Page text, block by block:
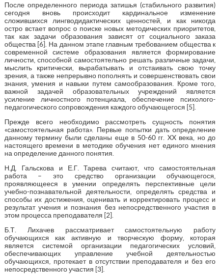
После определенного периода затишья (стабильного развития)
сегодня вновь происходит кардинальное изменение
сложившихся лингводидактических ценностей, и как никогда
остро встает вопрос о поиске новых методических приоритетов,
так как задачи образования зависят от социального заказа
общества [6]. На данном этапе главным требованием общества к
современной системе образования является формирование
личности, способной самостоятельно решать различные задачи,
мыслить критически, вырабатывать и отстаивать свою точку
зрения, а также непрерывно пополнять и совершенствовать свои
знания, умения и навыки путем самообразования. Кроме того,
важной задачей образовательных учреждений является
усиление личностного потенциала, обеспечение психолого-
педагогического сопровождения каждого обучающегося [5].
Прежде всего необходимо рассмотреть сущность понятия
«самостоятельная работа». Первые попытки дать определение
данному термину были сделаны еще в 50-60 гг. XX века, но до
настоящего времени в методике обучения нет единого мнения
на определение данного понятия.
Н.Д. Гальскова и Е.Г. Тарева считают, что самостоятельная
работа – это средство организации обучающегося,
проявляющееся в умении определять перспективные цели
учебно-познавательной деятельности, определять средства и
способы их достижения, оценивать и корректировать процесс и
результат учения и познания без непосредственного участия в
этом процесса преподавателя [2].
Б.Т. Лихачев рассматривает самостоятельную работу
обучающихся как активную и творческую форму, которая
является системой организации педагогических условий,
обеспечивающих управление учебной деятельностью
обучающихся, протекает в отсутствии преподавателя и без его
непосредственного участия [3].